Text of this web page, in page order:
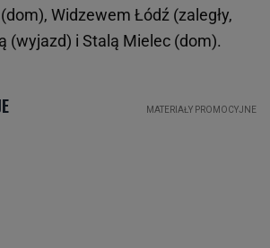
Widzewem Łódź (zaległy,
(wyjazd) i Stalą Mielec (dom).